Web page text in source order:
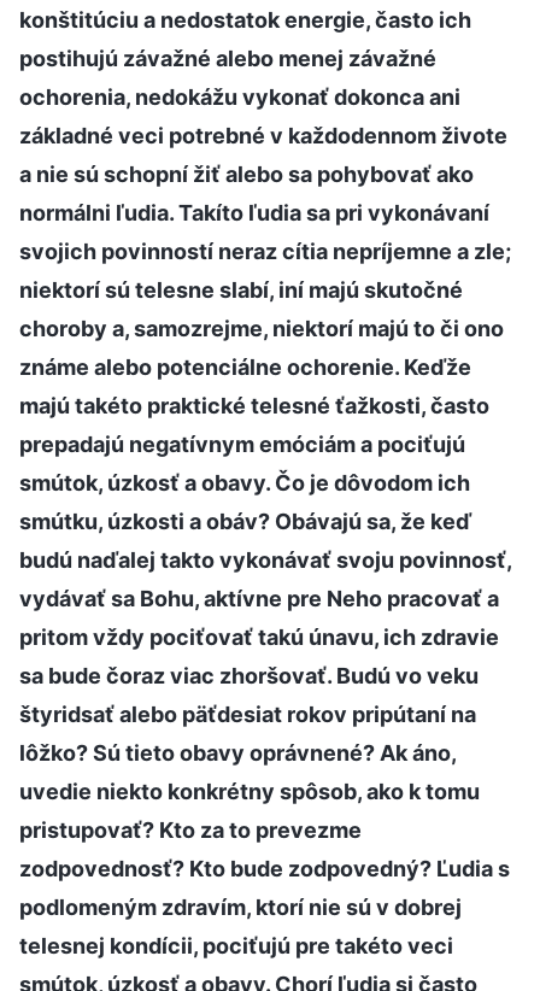
konštitúciu a nedostatok energie, často ich
postihujú závažné alebo menej závažné
ochorenia, nedokážu vykonať dokonca ani
základné veci potrebné v každodennom živote
a nie sú schopní žiť alebo sa pohybovať ako
normálni ľudia. Takíto ľudia sa pri vykonávaní
svojich povinností neraz cítia nepríjemne a zle;
niektorí sú telesne slabí, iní majú skutočné
choroby a, samozrejme, niektorí majú to či ono
známe alebo potenciálne ochorenie. Keďže
majú takéto praktické telesné ťažkosti, často
prepadajú negatívnym emóciám a pociťujú
smútok, úzkosť a obavy. Čo je dôvodom ich
smútku, úzkosti a obáv? Obávajú sa, že keď
budú naďalej takto vykonávať svoju povinnosť,
vydávať sa Bohu, aktívne pre Neho pracovať a
pritom vždy pociťovať takú únavu, ich zdravie
sa bude čoraz viac zhoršovať. Budú vo veku
štyridsať alebo päťdesiat rokov pripútaní na
lôžko? Sú tieto obavy oprávnené? Ak áno,
uvedie niekto konkrétny spôsob, ako k tomu
pristupovať? Kto za to prevezme
zodpovednosť? Kto bude zodpovedný? Ľudia s
podlomeným zdravím, ktorí nie sú v dobrej
telesnej kondícii, pociťujú pre takéto veci
smútok, úzkosť a obavy. Chorí ľudia si často